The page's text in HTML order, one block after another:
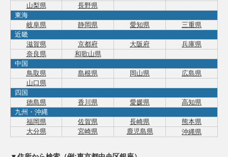
山梨県
長野県
東海
岐阜県
静岡県 愛知県
三重県
近畿
滋賀県
京都府 大阪府
兵庫県
奈良県
和歌山県
中国
鳥取県
島根県 岡山県
広島県
山口県
四国
徳島県
香川県 愛媛県
高知県
九州・沖縄
福岡県
佐賀県 長崎県
熊本県
大分県
宮崎県 鹿児島県 沖縄県